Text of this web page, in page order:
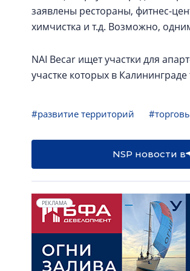
заявлены рестораны, фитнес-
химчистка и т.д. Возможно,
NAI Becar ищет участки для
участке которых в
#развитие территорий
NSP новости в
РЕКЛАМА